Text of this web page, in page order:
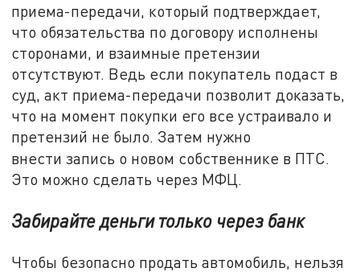
приема-передачи, который подтверждает,
что обязательства по договору исполнены
сторонами, и взаимные претензии
отсутствуют. Ведь если покупатель подаст в
суд, акт приема-передачи позволит доказать,
что на момент покупки его все устраивало и
претензий не было. Затем нужно
внести запись о новом собственнике в ПТС.
Это можно сделать через МФЦ.
Забирайте деньги только через банк
Чтобы безопасно продать автомобиль, нельзя